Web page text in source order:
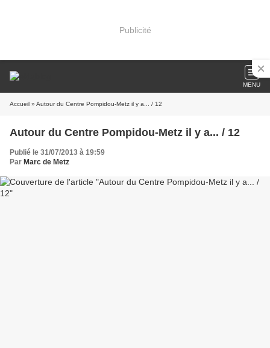
Publicité
MENU
Accueil » Autour du Centre Pompidou-Metz il y a... / 12
Autour du Centre Pompidou-Metz il y a... / 12
Publié le 31/07/2013 à 19:59
Par Marc de Metz